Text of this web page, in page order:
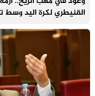
القنيطري لكرة اليد